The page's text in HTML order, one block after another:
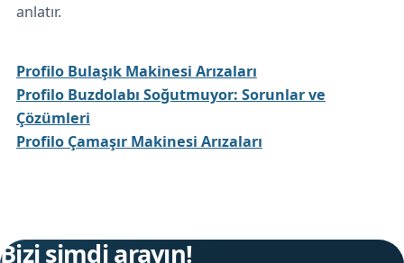
anlatır.
Profilo Bulaşık Makinesi Arızaları
Profilo Buzdolabı Soğutmuyor: Sorunlar ve
Çözümleri
Profilo Çamaşır Makinesi Arızaları
Bizi şimdi arayın!